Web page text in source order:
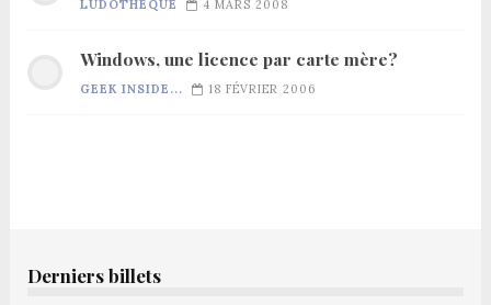
LUDOTHÈQUE 4 MARS 2008
Windows, une licence par carte mère?
GEEK INSIDE... 18 FÉVRIER 2006
Derniers billets